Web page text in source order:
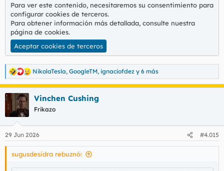
Para ver este contenido, necesitaremos su consentimiento para
configurar cookies de terceros.
Para obtener información más detallada, consulte nuestra
página de cookies.
Aceptar cookies de terceros
R
e
a
c
c
i
e
s
NikolaTesla, GoogleTM, ignaciofdez y 6 más
Vinchen Cushing
Frikazo
29 Jun 2026 #4.015
sugusdesidra rebuznó: